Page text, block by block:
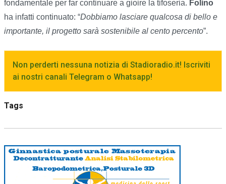
fondamentale per far continuare a gioire la tifoseria. Folino
ha infatti continuato: “Dobbiamo lasciare qualcosa di bello e
importante, il progetto sarà sostenibile al cento percento”.
Non perderti nessuna notizia di Stadioradio.it! Iscriviti
ai nostri canali Telegram o Whatsapp!
Tags